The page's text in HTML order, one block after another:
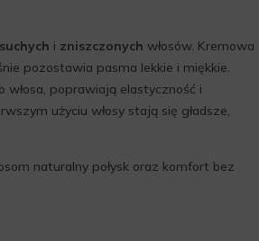
i zniszczonych włosów. Kremowa
pozostawia pasma lekkie i miękkie.
włosa, poprawiają elastyczność i
użyciu włosy stają się gładsze,
naturalny połysk oraz komfort bez